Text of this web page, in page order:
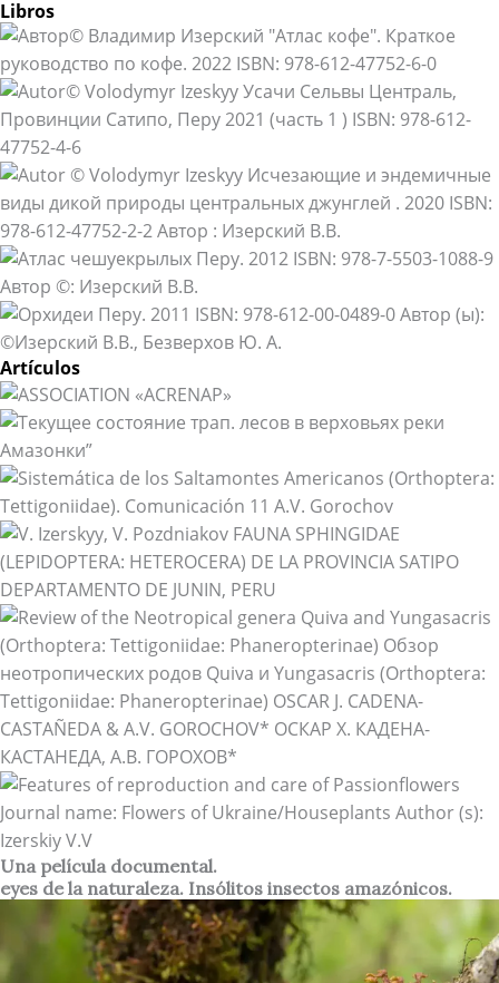
Libros
Artículos
Una película documental.
eyes de la naturaleza. Insólitos insectos amazónicos.